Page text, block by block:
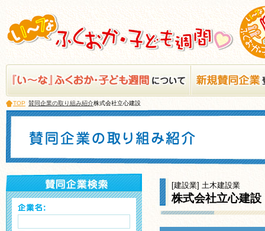
TOP 賛同企業の取り組み紹介株式会社立心建設
[建設業] 土木建設業
株式会社立心建設